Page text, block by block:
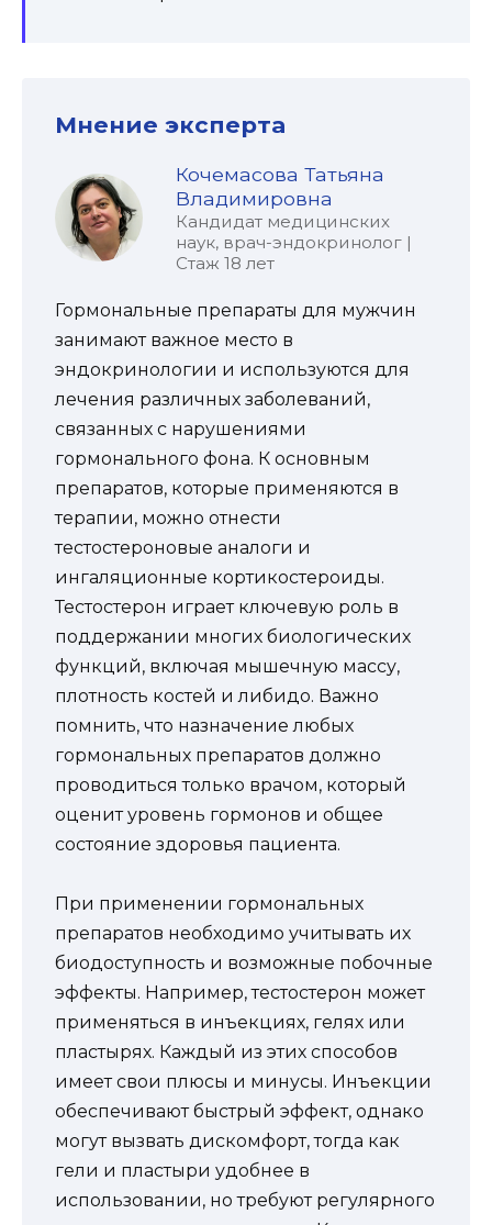
Мнение эксперта
Кочемасова Татьяна
Владимировна
Кандидат медицинских
наук, врач-эндокринолог |
Стаж 18 лет
Гормональные препараты для мужчин
занимают важное место в
эндокринологии и используются для
лечения различных заболеваний,
связанных с нарушениями
гормонального фона. К основным
препаратов, которые применяются в
терапии, можно отнести
тестостероновые аналоги и
ингаляционные кортикостероиды.
Тестостерон играет ключевую роль в
поддержании многих биологических
функций, включая мышечную массу,
плотность костей и либидо. Важно
помнить, что назначение любых
гормональных препаратов должно
проводиться только врачом, который
оценит уровень гормонов и общее
состояние здоровья пациента.
При применении гормональных
препаратов необходимо учитывать их
биодоступность и возможные побочные
эффекты. Например, тестостерон может
применяться в инъекциях, гелях или
пластырях. Каждый из этих способов
имеет свои плюсы и минусы. Инъекции
обеспечивают быстрый эффект, однако
могут вызвать дискомфорт, тогда как
гели и пластыри удобнее в
использовании, но требуют регулярного